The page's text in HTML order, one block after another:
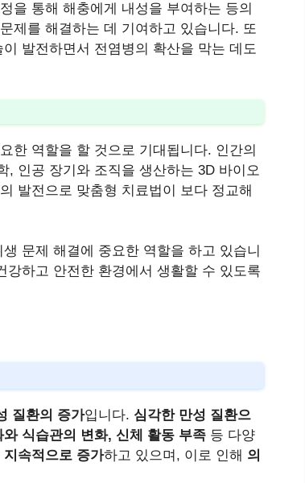
을 통해 해충에게 내성을 부여하는 등의
제를 해결하는 데 기여하고 있습니다. 또
발전하면서 전염병의 확산을 막는 데도
한 역할을 할 것으로 기대됩니다. 인간의
, 인공 장기와 조직을 생산하는 3D 바이오
발전으로 맞춤형 치료법이 보다 정교해
문제 해결에 중요한 역할을 하고 있습니
하고 안전한 환경에서 생활할 수 있도록
질환의 증가입니다. 심각한 만성 질환으
와 식습관의 변화, 신체 활동 부족 등 다양
속적으로 증가하고 있으며, 이로 인해 의